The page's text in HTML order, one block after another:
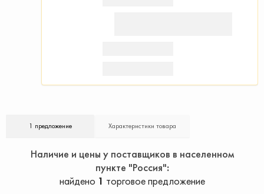
1 предложение Характеристики товара
Наличие и цены у поставщиков в населенном
пункте "Россия"
найдено 1 торговое предложение